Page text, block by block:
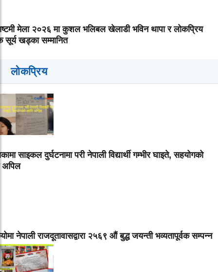
मेला २०२६ मा कुशल भलिबल खेलाडी भविन थापा र लोकप्रिय
सूर्य खड्का सम्मानित
लोकप्रिय
साइकल दुर्घटनामा परी नेपाली विद्यार्थी गम्भीर घाइते, सहयोगको
अपिल
नेपाली राजदूतावासद्वारा २५६९ औं बुद्ध जयन्ती भव्यतापूर्वक सम्पन्न